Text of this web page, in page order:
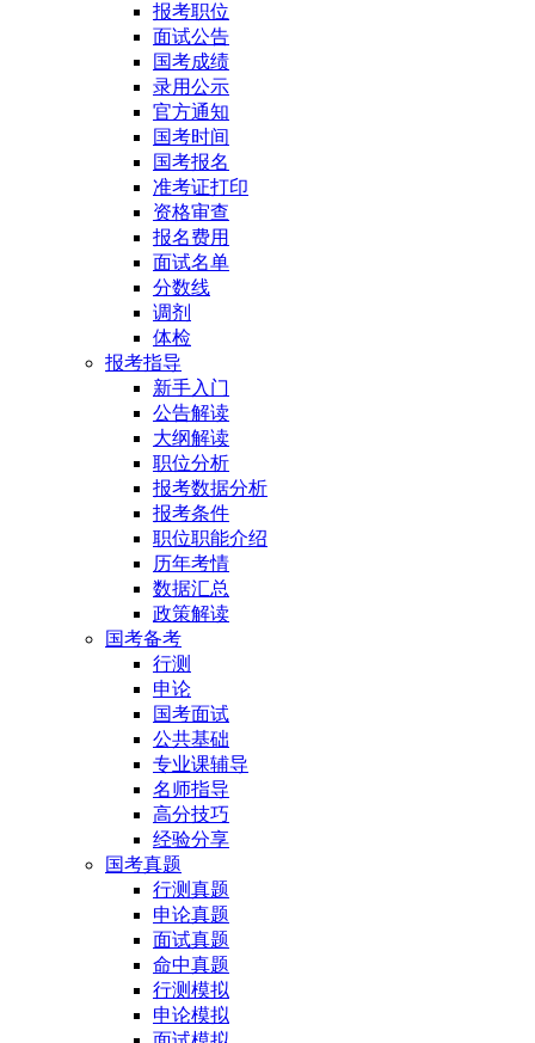
报考职位
面试公告
国考成绩
录用公示
官方通知
国考时间
国考报名
准考证打印
资格审查
报名费用
面试名单
分数线
调剂
体检
报考指导
新手入门
公告解读
大纲解读
职位分析
报考数据分析
报考条件
职位职能介绍
历年考情
数据汇总
政策解读
国考备考
行测
申论
国考面试
公共基础
专业课辅导
名师指导
高分技巧
经验分享
国考真题
行测真题
申论真题
面试真题
命中真题
行测模拟
申论模拟